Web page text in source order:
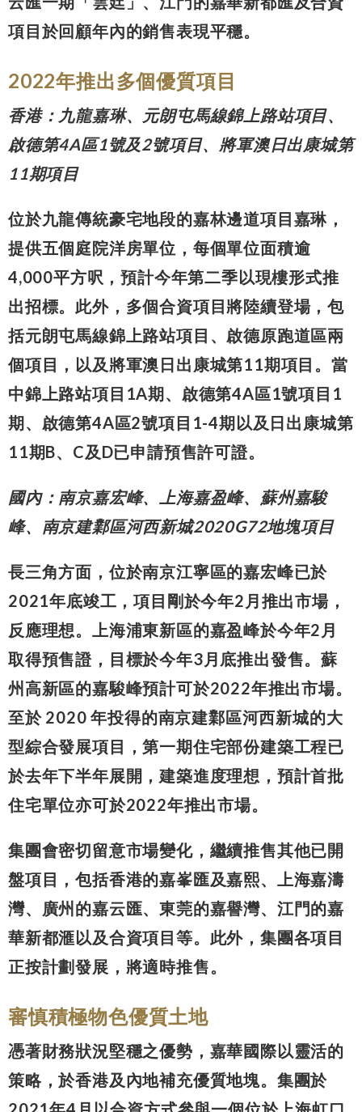
項目於回顧年內的銷售表現平穩。
2022年推出多個優質項目
香港： 九龍嘉琳、元朗屯馬線錦上路站項目、
啟德第4A區1號及2號項目、將軍澳日出康城第
11期項目
位於九龍傳統豪宅地段的嘉林邊道項目嘉琳，
提供五個庭院洋房單位，每個單位面積逾
4,000平方呎，預計今年第二季以現樓形式推
出招標。此外，多個合資項目將陸續登場，包
括元朗屯馬線錦上路站項目、啟德原跑道區兩
個項目，以及將軍澳日出康城第11期項目。當
中錦上路站項目1A期、啟德第4A區1號項目1
期、啟德第4A區2號項目1-4期以及日出康城第
11期B、C及D已申請預售許可證。
國內：南京嘉宏峰、上海嘉盈峰、蘇州嘉駿
峰、南京建鄴區河西新城2020G72地塊項目
長三角方面，位於南京江寧區的嘉宏峰已於
2021年底竣工，項目剛於今年2月推出市場，
反應理想。上海浦東新區的嘉盈峰於今年2月
取得預售證，目標於今年3月底推出發售。蘇
州高新區的嘉駿峰預計可於2022年推出市場。
至於 2020 年投得的南京建鄴區河西新城的大
型綜合發展項目，第一期住宅部份建築工程已
於去年下半年展開，建築進度理想，預計首批
住宅單位亦可於2022年推出市場。
集團會密切留意市場變化，繼續推售其他已開
盤項目，包括香港的嘉峯匯及嘉熙、上海嘉濤
灣、廣州的嘉云匯、東莞的嘉譽灣、江門的嘉
華新都滙以及合資項目等。此外，集團各項目
正按計劃發展，將適時推售。
審慎積極物色優質土地
憑著財務狀況堅穩之優勢，嘉華國際以靈活的
策略，於香港及內地補充優質地塊。集團於